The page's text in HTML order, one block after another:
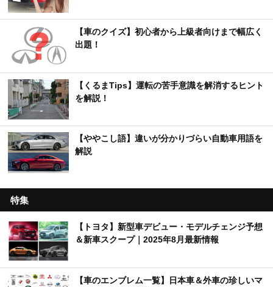
【車のクイズ】初心者から上級者向けまで幅広く
出題！
【くるまTips】運転の苦手意識を解消するヒント
を解説！
【ややこし語】違いが分かりづらい自動車用語を
解説
特集
【トヨタ】新型車デビュー・モデルチェンジ予想
＆新車スクープ｜2025年8月最新情報
【車のエンブレム一覧】日本車＆外車の珍しいマ